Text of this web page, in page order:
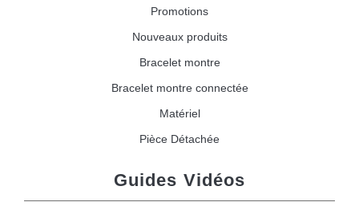
Promotions
Nouveaux produits
Bracelet montre
Bracelet montre connectée
Matériel
Pièce Détachée
Guides Vidéos